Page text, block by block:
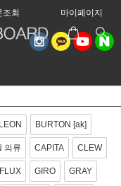
조회 마이페이지
BURTON [ak]
의류 CAPITA CLEW
FLUX GIRO GRAY